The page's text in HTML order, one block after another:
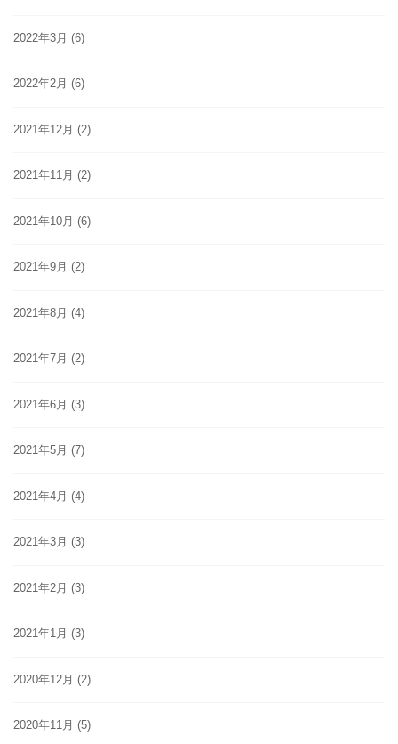
2022年3月 (6)
2022年2月 (6)
2021年12月 (2)
2021年11月 (2)
2021年10月 (6)
2021年9月 (2)
2021年8月 (4)
2021年7月 (2)
2021年6月 (3)
2021年5月 (7)
2021年4月 (4)
2021年3月 (3)
2021年2月 (3)
2021年1月 (3)
2020年12月 (2)
2020年11月 (5)